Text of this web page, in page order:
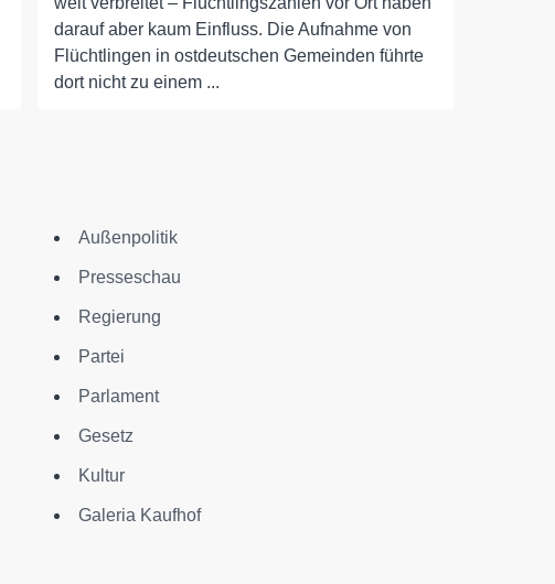
darauf aber kaum Einfluss. Die Aufnahme von
Flüchtlingen in ostdeutschen Gemeinden führte
dort nicht zu einem ...
Außenpolitik
Presseschau
Regierung
Partei
Parlament
Gesetz
Kultur
Galeria Kaufhof